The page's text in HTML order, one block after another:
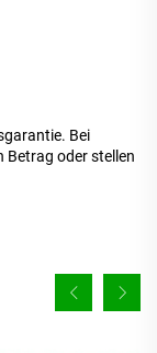
Bei
oder stellen